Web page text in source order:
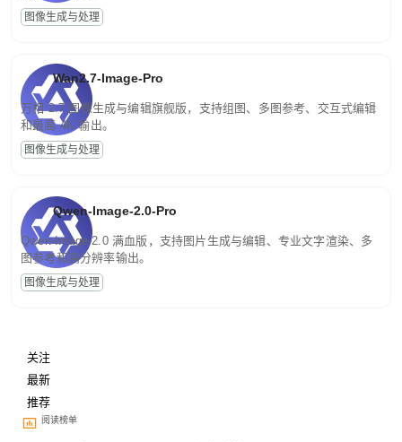
图像生成与处理
Wan2.7-Image-Pro
万相 2.7 图像生成与编辑旗舰版，支持组图、多图参考、交互式编辑
和最高 4K 输出。
图像生成与处理
Qwen-Image-2.0-Pro
Qwen-Image-2.0 满血版，支持图片生成与编辑、专业文字渲染、多
图参考和高分辨率输出。
图像生成与处理
关注
最新
推荐
阅读榜单